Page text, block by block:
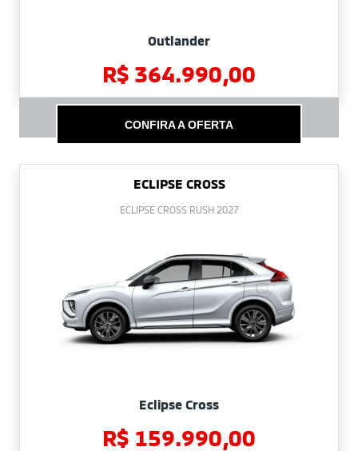
Outlander
R$ 364.990,00
CONFIRA A OFERTA
ECLIPSE CROSS
ECLIPSE CROSS RUSH 2027
Eclipse Cross
R$ 159.990,00